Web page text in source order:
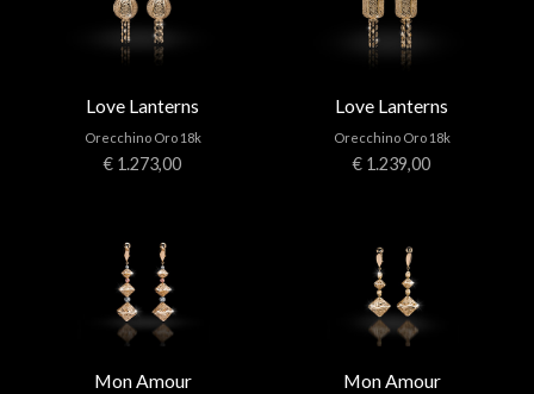
Love Lanterns
Orecchino Oro 18k
€ 1.273,00
Love Lanterns
Orecchino Oro 18k
€ 1.239,00
Mon Amour Mon Amour